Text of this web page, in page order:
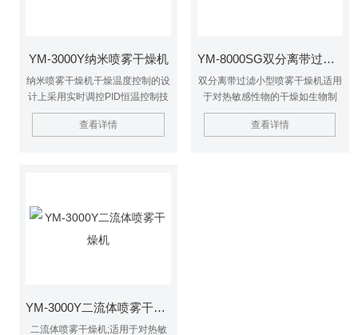
YM-3000Y纳米喷雾干燥机
纳米喷雾干燥机干燥温度控制的设
计上采用实时调控PID恒温控制技
术，使全温区控温准确，加热控温
精度±1℃。为了保持样品的纯净，
查看详情
YM-8000SG双分离带过滤小型喷雾干燥机
双分离带过滤小型喷雾干燥机适用
于对热敏感性物的干燥如生物制
品、生物农药、酶制剂等，因所喷
出的物料只是在喷成雾状大小颗粒
查看详情
YM-3000Y二流体喷雾干燥机
二流体喷雾干燥机;适用于对热敏